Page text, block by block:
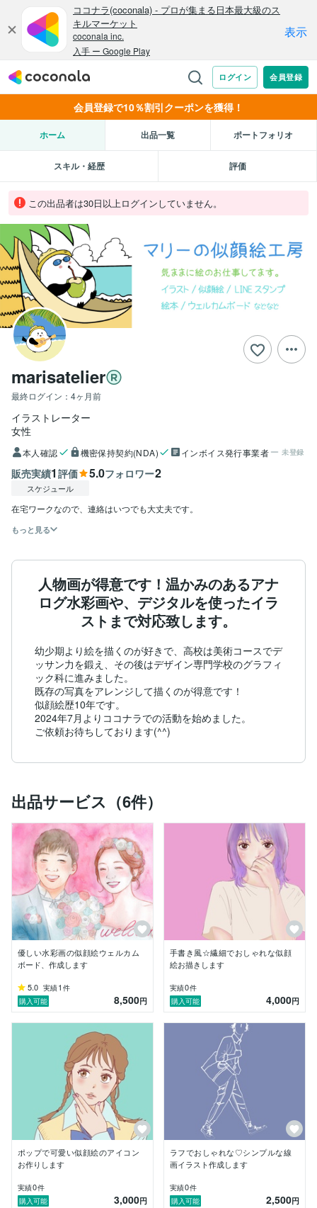
会員登録で10％割引クーポンを獲得！
ホーム 出品一覧 ポートフォリオ
スキル・経歴 評価
この出品者は30日以上ログインしていません。
marisatelier
最終ログイン： 4ヶ月前
イラストレーター
女性
本人確認 機密保持契約(NDA) インボイス発行事業者 未登録
販売実績1 評価 5.0フォロワー2
スケジュール
在宅ワークなので、連絡はいつでも大丈夫です。
もっと見る
人物画が得意です！温かみのあるアナ
ログ水彩画や、デジタルを使ったイラ
ストまで対応致します。
幼少期より絵を描くのが好きで、高校は美術コースでデ
ッサン力を鍛え、その後はデザイン専門学校のグラフィ
ック科に進みました。
既存の写真をアレンジして描くのが得意です！
似顔絵歴10年です。
2024年7月よりココナラでの活動を始めました。
ご依頼お待ちしております(^^)
出品サービス（6件）
優しい水彩画の似顔絵ウェルカム
ボード、作成します
5.0 実績1 件
購入可能
8,500円
手書き風☆繊細でおしゃれな似顔
絵お描きします
実績0件
購入可能
4,000円
ポップで可愛い似顔絵のアイコン
お作りします
実績0件
購入可能
3,000円
ラフでおしゃれな♡シンプルな線
画イラスト作成します
実績0件
購入可能
2,500円